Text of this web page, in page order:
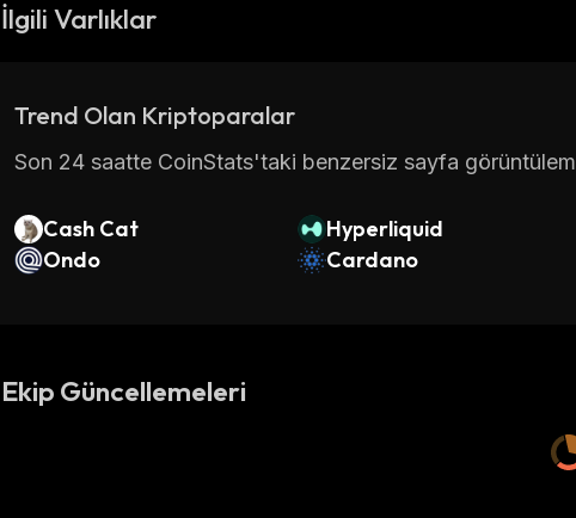
İlgili Varlıklar
Trend Olan Kriptoparalar
Son 24 saatte CoinStats'taki benzersiz sayfa
Cash Cat Hyperliquid
Ondo
Cardano
Ekip Güncellemeleri